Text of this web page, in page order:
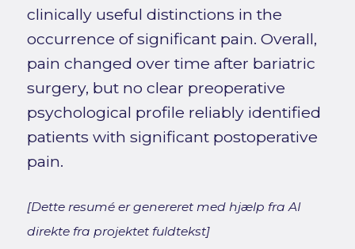
clinically useful distinctions in the
occurrence of significant pain. Overall,
pain changed over time after bariatric
surgery, but no clear preoperative
psychological profile reliably identified
patients with significant postoperative
pain.
[Dette resumé er genereret med hjælp fra AI
direkte fra projektet fuldtekst]